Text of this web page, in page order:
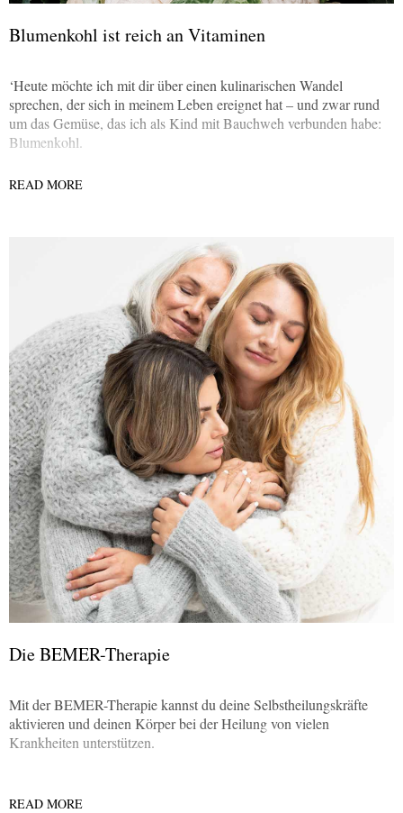
Blumenkohl ist reich an Vitaminen
‘Heute möchte ich mit dir über einen kulinarischen Wandel
sprechen, der sich in meinem Leben ereignet hat – und zwar rund
um das Gemüse, das ich als Kind mit Bauchweh verbunden habe:
Blumenkohl.
READ MORE
Die BEMER-Therapie
Mit der BEMER-Therapie kannst du deine Selbstheilungskräfte
aktivieren und deinen Körper bei der Heilung von vielen
Krankheiten unterstützen.
READ MORE